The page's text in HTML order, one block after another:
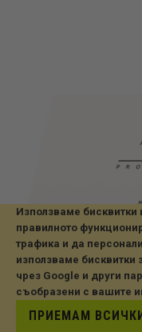
Използваме бисквитки
правилното
трафика и да
използваме бисквитки
чрез Google и други
съобразени с вашите
ПРИЕМАМ
- 6%
HOT
Продукти за лице
SYIS АМПУЛИ С